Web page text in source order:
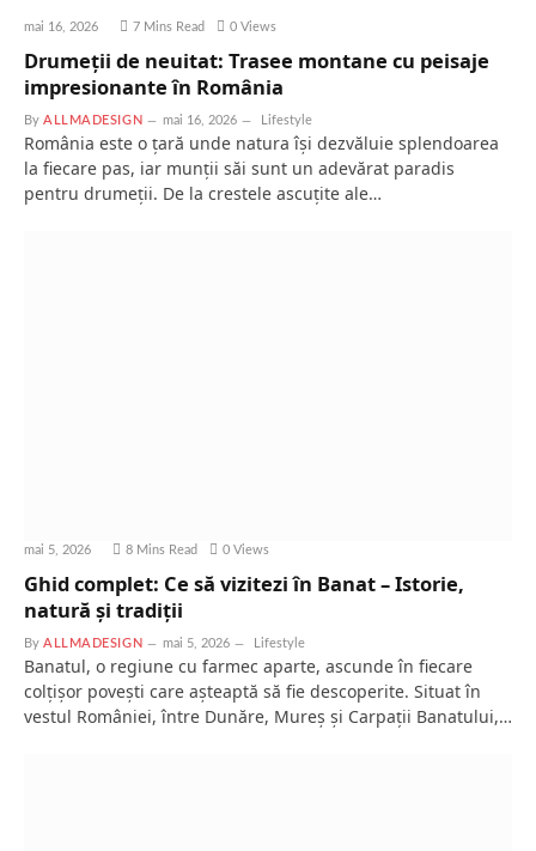
mai 16, 2026 7 Mins Read 0 Views
Drumeții de neuitat: Trasee montane cu peisaje
impresionante în România
By ALLMADESIGN mai 16, 2026 Lifestyle
România este o țară unde natura își dezvăluie splendoarea
la fiecare pas, iar munții săi sunt un adevărat paradis
pentru drumeții. De la crestele ascuțite ale…
mai 5, 2026 8 Mins Read 0 Views
Ghid complet: Ce să vizitezi în Banat – Istorie,
natură și tradiții
By ALLMADESIGN mai 5, 2026 Lifestyle
Banatul, o regiune cu farmec aparte, ascunde în fiecare
colțișor povești care așteaptă să fie descoperite. Situat în
vestul României, între Dunăre, Mureș și Carpații Banatului,…